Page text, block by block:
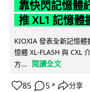
靠快閃記憶體
推 XL1 記憶體
KIOXIA 發表全新記憶
憶體 XL-FLASH 與 CXL
方...
閱讀全文
85 5 ↗ 分享